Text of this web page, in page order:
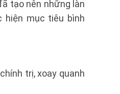
tạo nên những làn
hiện mục tiêu bình
trị, xoay quanh